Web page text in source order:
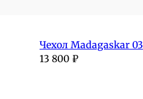
Чехол Madagaskar 03
13 800 ₽